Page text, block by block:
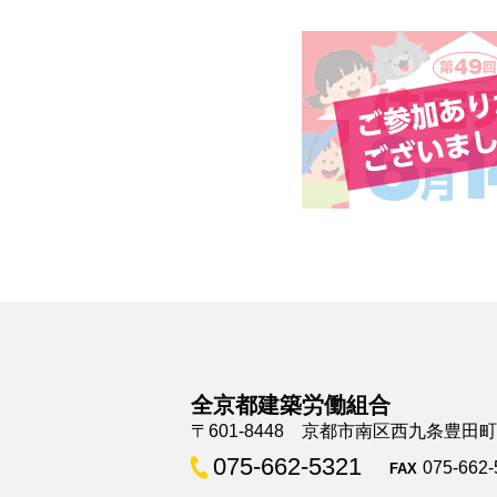
全京都建築労働組合
〒601-8448 京都市南区西九条豊田
075-662-5321 FAX 075-